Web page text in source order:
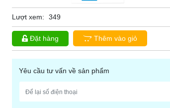
Lượt xem: 349
Đặt hàng Thêm vào giỏ
Yêu cầu tư vấn về sản phẩm